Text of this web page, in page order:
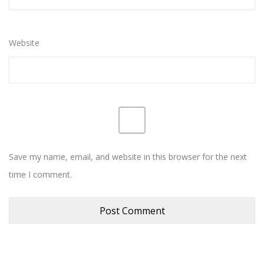
Website
Save my name, email, and website in this browser for the next
time I comment.